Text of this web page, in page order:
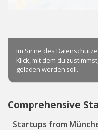
Comprehensive
Startups from